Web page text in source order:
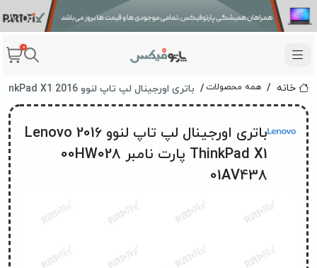
0
خانه همه محصولات باتری اورجینال لپ تاپ لنوو 2016 Lenovo ThinkPad X1 پارت نامبر 00HW028 01AV438
باتری اورجینال لپ تاپ لنوو 2016 Lenovo
ThinkPad X1 پارت نامبر 00HW028
01AV438